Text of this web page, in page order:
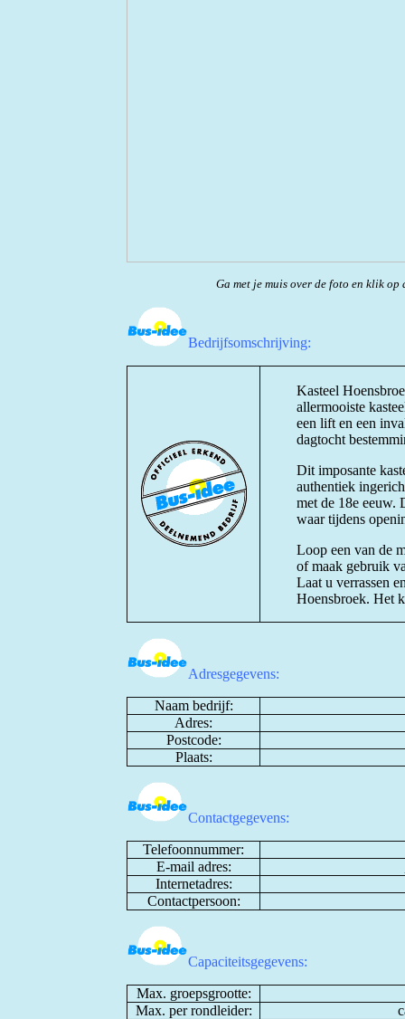
Ga met je muis over de foto en klik
Bedrijfsomschrijving:
Kasteel
allermooiste
een lift en een
dagtocht
Dit imposante
authentiek
met de 18e eeuw.
waar tijdens
Loop een van de
of maak gebruik
Laat u verrassen
Hoensbroek. Het
Adresgegevens:
Naam bedrijf:
Adres:
Postcode:
Plaats:
Contactgegevens:
Telefoonnummer:
E-mail adres:
Internetadres:
Contactpersoon:
Capaciteitsgegevens:
Max. groepsgrootte:
Max. per rondleider: